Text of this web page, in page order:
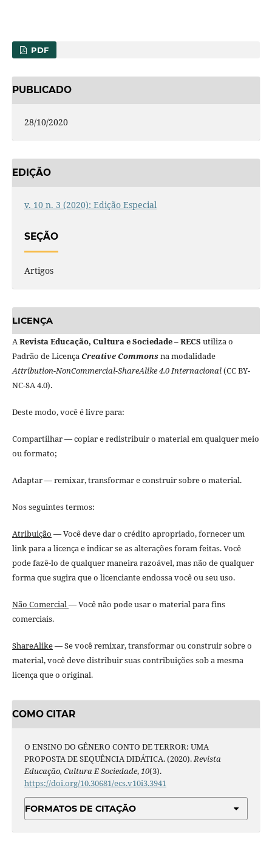
PDF
PUBLICADO
28/10/2020
EDIÇÃO
v. 10 n. 3 (2020): Edição Especial
SEÇÃO
Artigos
LICENÇA
ARevista Educação, Cultura e Sociedade – RECS utiliza o
Padrão de LicençaCreative Commonsna modalidade
Attribution-NonCommercial-ShareAlike 4.0 Internacional(CC BY-
NC-SA 4.0).
Deste modo, você é livre para:
Compartilhar — copiar e redistribuir o material em qualquer meio
ou formato;
Adaptar — remixar, transformar e construir sobre o material.
Nos seguintes termos:
Atribuição — Você deve dar o crédito apropriado, fornecer um
link para a licença e indicar se as alterações foram feitas. Você
pode fazê-lo de qualquer maneira razoável, mas não de qualquer
forma que sugira que o licenciante endossa você ou seu uso.
Não Comercial— Você não pode usar o material para fins
comerciais.
ShareAlike— Se você remixar, transformar ou construir sobre o
material, você deve distribuir suas contribuições sob a mesma
licença que o original.
COMO CITAR
O ENSINO DO GÊNERO CONTO DE TERROR: UMA
PROPOSTA DE SEQUÊNCIA DIDÁTICA. (2020).Revista
Educação, Cultura E Sociedade,10(3).
https://doi.org/10.30681/ecs.v10i3.3941
FORMATOS DE CITAÇÃO